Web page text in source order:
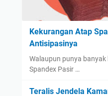
Kekurangan Atap
Antisipasinya
Walaupun punya banyak
Spandex Pasir …
Teralis Jendela